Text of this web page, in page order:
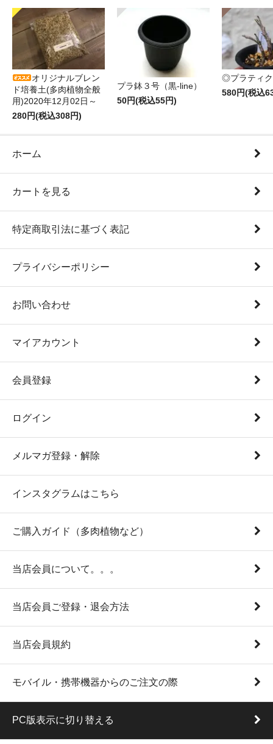
オリジナルブレン
ド培養土(多肉植物全般
用)2020年12月02日～
280円(税込308円)
プラ鉢３号（黒-line）
50円(税込55円)
◎プラティ
580円(税込
ホーム
カートを見る
特定商取引法に基づく表記
プライバシーポリシー
お問い合わせ
マイアカウント
会員登録
ログイン
メルマガ登録・解除
インスタグラムはこちら
ご購入ガイド（多肉植物など）
当店会員について。。。
当店会員ご登録・退会方法
当店会員規約
モバイル・携帯機器からのご注文の際
PC版表示に切り替える